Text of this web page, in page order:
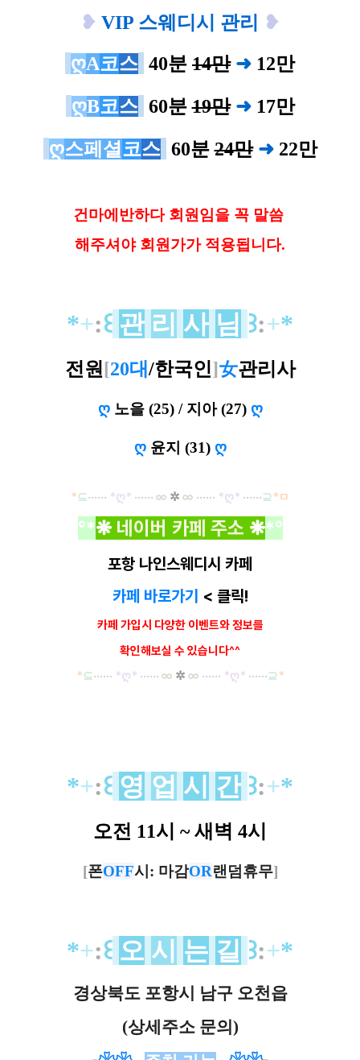
❥ VIP 스웨디시 관리
❥
ღA코스 40분 14만 ➜ 12만
ღB코스 60분 19만 ➜ 17만
ღ스페셜 코스 60분 24만 ➜ 22만
건마에반하다 회원임을 꼭 말씀
해 주셔야 회원가가 적용됩니다.
*+:꒰ 관 리 사 님 ꒱:+*
전원 [20대/한국인]女관리사
ღ 노을 (25) / 지아 (27) ღ
ღ 윤지 (31) ღ
*⊆······ *ღ* ······ ∞ ✲ ∞ ······ *ღ* ······⊇*ㅁ
°*❋ 네이버 카페 주소 ❋*°
포항 나인스웨디시 카페
카페 바로가기 < 클릭!
카페 가입시 다양한 이벤트와정보를
확인해보실 수 있습니다^^
*⊆······ *ღ* ······ ∞ ✲ ∞ ······ *ღ* ······⊇*
*+:꒰ 영 업 시 간 ꒱:+*
오전 11시 ~ 새벽 4시
[폰OFF시: 마감OR랜덤휴무]
*+:꒰ 오 시 는 길 ꒱:+*
경상북도 포항시 남구 오천읍
(상세주소 문의)